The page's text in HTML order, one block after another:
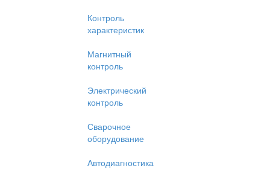
Контроль
характеристик
Магнитный
контроль
Электрический
контроль
Сварочное
оборудование
Автодиагностика